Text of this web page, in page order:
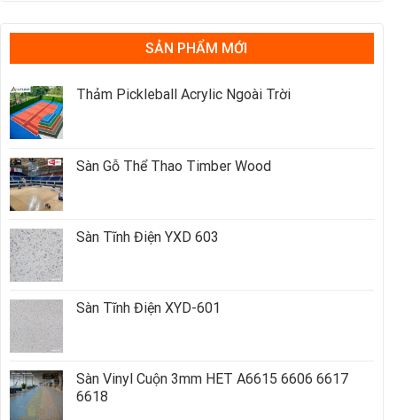
SẢN PHẨM MỚI
Thảm Pickleball Acrylic Ngoài Trời
Sàn Gỗ Thể Thao Timber Wood
Sàn Tĩnh Điện YXD 603
Sàn Tĩnh Điện XYD-601
Sàn Vinyl Cuộn 3mm HET A6615 6606 6617
6618